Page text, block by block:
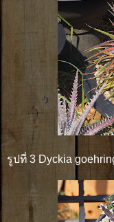
รูปที่ 3 Dyckia